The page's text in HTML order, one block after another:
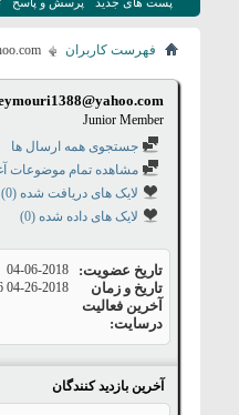
فهرست کاربران
Junior Member
جستجوی همه ارسال ها
مشاهده تمام موضوعات
لایک های دریافت شده (0)
لایک های داده شده (0)
تاریخ عضویت 04-06-2018
تاریخ و زمان
آخرین فعالیت
درسایت
04-26-2018
آخرین بازدید کنندگان